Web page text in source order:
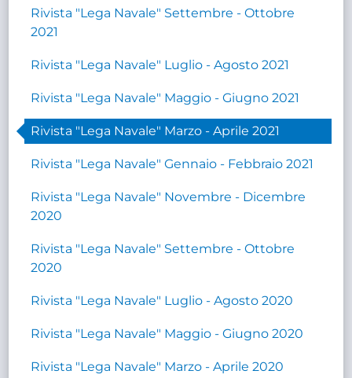
Rivista "Lega Navale" Settembre - Ottobre
2021
Rivista "Lega Navale" Luglio - Agosto 2021
Rivista "Lega Navale" Maggio - Giugno 2021
Rivista "Lega Navale" Marzo - Aprile 2021
Rivista "Lega Navale" Gennaio - Febbraio 2021
Rivista "Lega Navale" Novembre - Dicembre
2020
Rivista "Lega Navale" Settembre - Ottobre
2020
Rivista "Lega Navale" Luglio - Agosto 2020
Rivista "Lega Navale" Maggio - Giugno 2020
Rivista "Lega Navale" Marzo - Aprile 2020